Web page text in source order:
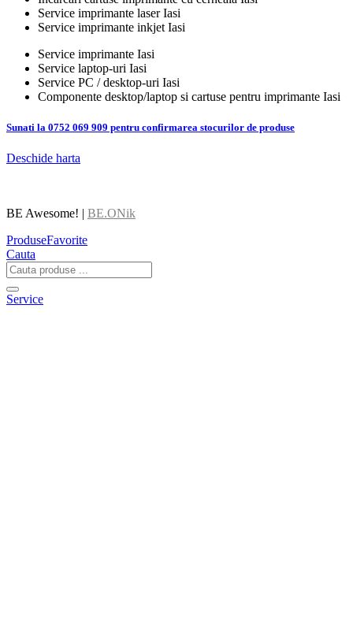
Service imprimante laser Iasi
Service imprimante inkjet Iasi
Service imprimante Iasi
Service laptop-uri Iasi
Service PC / desktop-uri Iasi
Componente desktop/laptop si cartuse pentru imprimante Iasi
Sunati la 0752 069 909 pentru confirmarea stocurilor de produse
Deschide harta
BE Awesome! | BE.ONik
ProduseFavorite
Cauta
Service